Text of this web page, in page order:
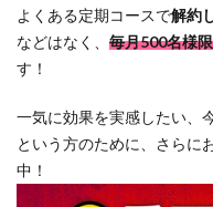
よくある定期コースで解約
などはなく、 毎月500名様
す！
一気に効果を実感したい、
という方のために、さらに
中！